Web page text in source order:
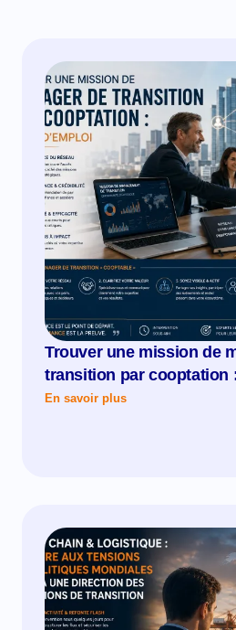
Trouver une mission de
transition par cooptation
En savoir plus